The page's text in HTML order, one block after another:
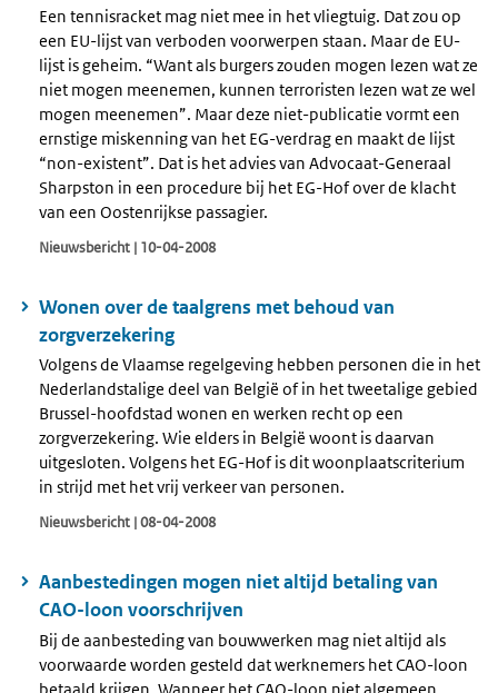
Een tennisracket mag niet mee in het vliegtuig. Dat zou op
een EU-lijst van verboden voorwerpen staan. Maar de EU-
lijst is geheim. “Want als burgers zouden mogen lezen wat ze
niet mogen meenemen, kunnen terroristen lezen wat ze wel
mogen meenemen”. Maar deze niet-publicatie vormt een
ernstige miskenning van het EG-verdrag en maakt de lijst
“non-existent”. Dat is het advies van Advocaat-Generaal
Sharpston in een procedure bij het EG-Hof over de klacht
van een Oostenrijkse passagier.
Nieuwsbericht | 10-04-2008
Wonen over de taalgrens met behoud van
zorgverzekering
Volgens de Vlaamse regelgeving hebben personen die in het
Nederlandstalige deel van België of in het tweetalige gebied
Brussel-hoofdstad wonen en werken recht op een
zorgverzekering. Wie elders in België woont is daarvan
uitgesloten. Volgens het EG-Hof is dit woonplaatscriterium
in strijd met het vrij verkeer van personen.
Nieuwsbericht | 08-04-2008
Aanbestedingen mogen niet altijd betaling van
CAO-loon voorschrijven
Bij de aanbesteding van bouwwerken mag niet altijd als
voorwaarde worden gesteld dat werknemers het CAO-loon
betaald krijgen. Wanneer het CAO-loon niet algemeen